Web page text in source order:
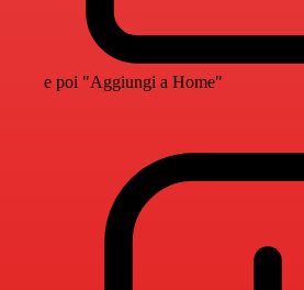
e poi "Aggiungi a Home"